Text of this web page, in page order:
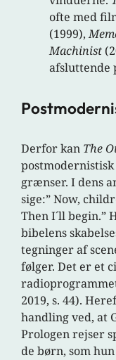
ofte med
(1999),
Machinist
afsluttende
Derfor kan The
grænser. I dens
sige:” Now,
Then I´ll begin.”
bibelens
tegninger af
følger. Det er et
2019, s. 44).
handling ved, at
Prologen rejser
de børn, som